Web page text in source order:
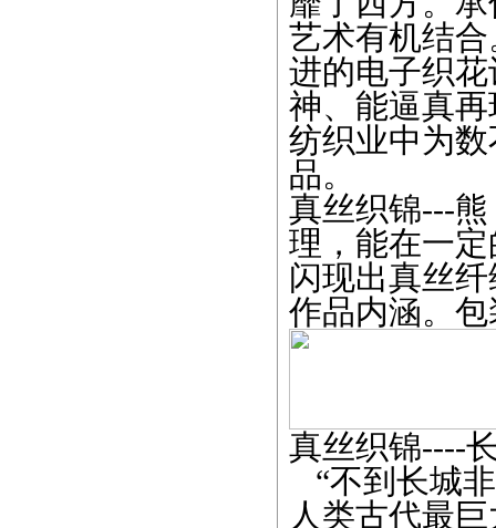
艺术有机结
进的电子织
神、能逼真
纺织业中为
品。
真丝织锦---
理，能在一
闪现出真丝
作品内涵。
真丝织锦----
“不到长城
人类古代最